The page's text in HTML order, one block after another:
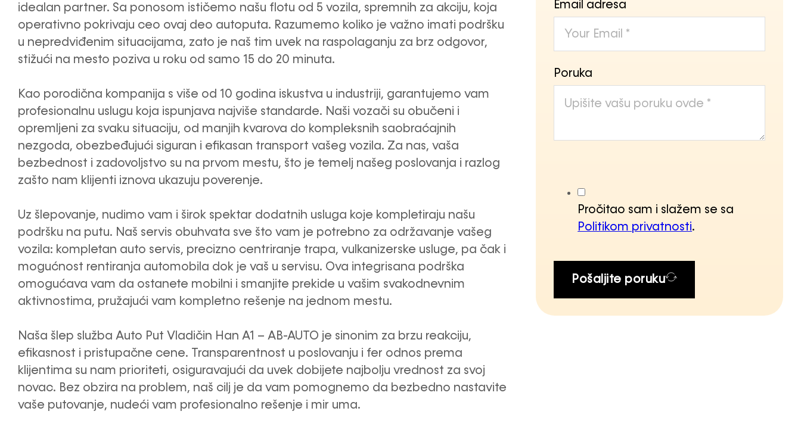
idealan partner. Sa ponosom ističemo našu flotu od 5 vozila, spremnih za akciju, koja
operativno pokrivaju ceo ovaj deo autoputa. Razumemo koliko je važno imati podršku
u nepredviđenim situacijama, zato je naš tim uvek na raspolaganju za brz odgovor,
stižući na mesto poziva u roku od samo 15 do 20 minuta.
Kao porodična kompanija s više od 10 godina iskustva u industriji, garantujemo vam
profesionalnu uslugu koja ispunjava najviše standarde. Naši vozači su obučeni i
opremljeni za svaku situaciju, od manjih kvarova do kompleksnih saobraćajnih
nezgoda, obezbeđujući siguran i efikasan transport vašeg vozila. Za nas, vaša
bezbednost i zadovoljstvo su na prvom mestu, što je temelj našeg poslovanja i razlog
zašto nam klijenti iznova ukazuju poverenje.
Uz šlepovanje, nudimo vam i širok spektar dodatnih usluga koje kompletiraju našu
podršku na putu. Naš servis obuhvata sve što vam je potrebno za održavanje vašeg
vozila: kompletan auto servis, precizno centriranje trapa, vulkanizerske usluge, pa čak i
mogućnost rentiranja automobila dok je vaš u servisu. Ova integrisana podrška
omogućava vam da ostanete mobilni i smanjite prekide u vašim svakodnevnim
aktivnostima, pružajući vam kompletno rešenje na jednom mestu.
Naša šlep služba Auto Put Vladičin Han A1 – AB-AUTO je sinonim za brzu reakciju,
efikasnost i pristupačne cene. Transparentnost u poslovanju i fer odnos prema
klijentima su nam prioriteti, osiguravajući da uvek dobijete najbolju vrednost za svoj
novac. Bez obzira na problem, naš cilj je da vam pomognemo da bezbedno nastavite
vaše putovanje, nudeći vam profesionalno rešenje i mir uma.
Email adresa
Poruka
Pročitao sam i slažem se sa
Politikom privatnosti.
Pošaljite poruku